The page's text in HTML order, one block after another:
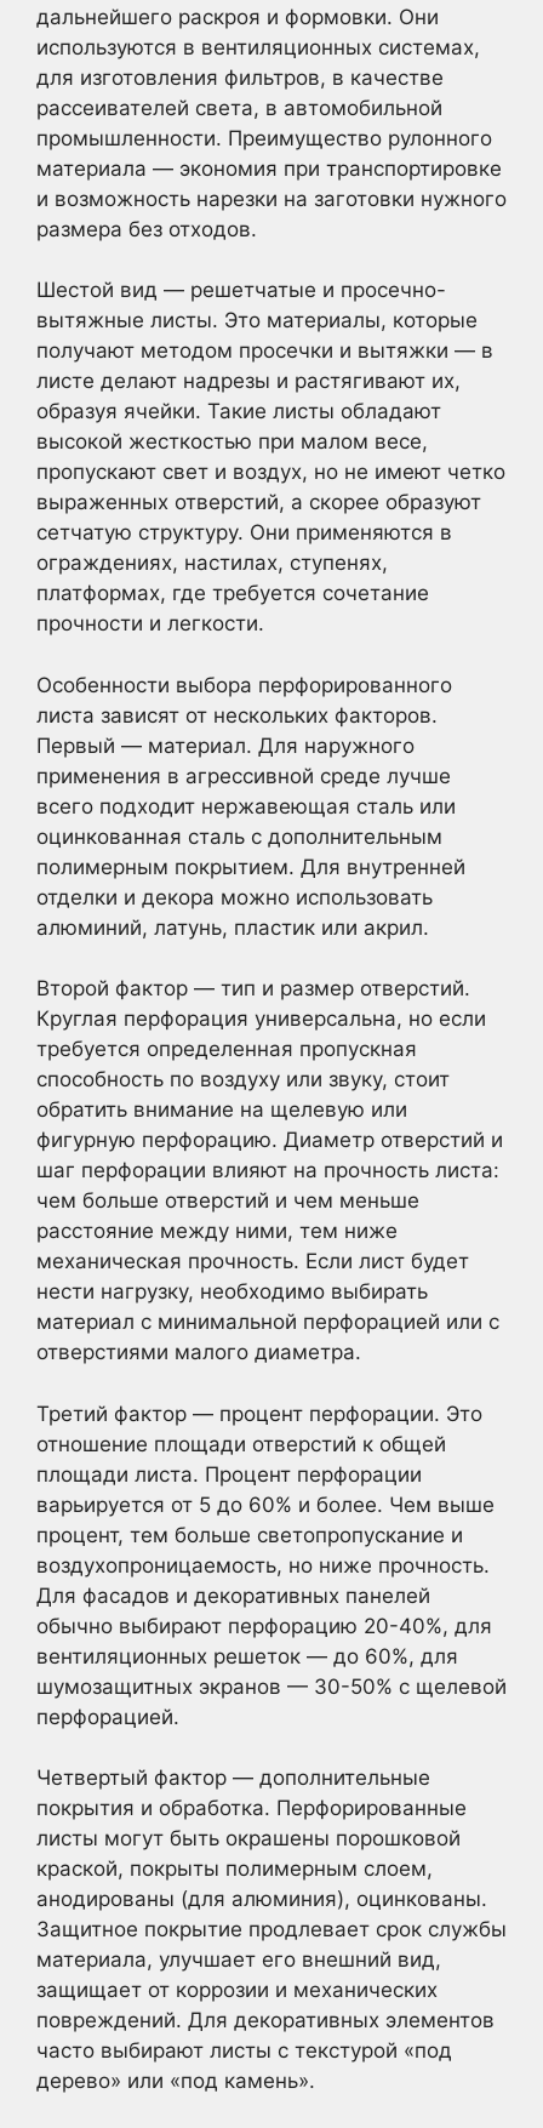
дальнейшего раскроя и формовки. Они
используются в вентиляционных системах,
для изготовления фильтров, в качестве
рассеивателей света, в автомобильной
промышленности. Преимущество рулонного
материала — экономия при транспортировке
и возможность нарезки на заготовки нужного
размера без отходов.
Шестой вид — решетчатые и просечно-
вытяжные листы. Это материалы, которые
получают методом просечки и вытяжки — в
листе делают надрезы и растягивают их,
образуя ячейки. Такие листы обладают
высокой жесткостью при малом весе,
пропускают свет и воздух, но не имеют четко
выраженных отверстий, а скорее образуют
сетчатую структуру. Они применяются в
ограждениях, настилах, ступенях,
платформах, где требуется сочетание
прочности и легкости.
Особенности выбора перфорированного
листа зависят от нескольких факторов.
Первый — материал. Для наружного
применения в агрессивной среде лучше
всего подходит нержавеющая сталь или
оцинкованная сталь с дополнительным
полимерным покрытием. Для внутренней
отделки и декора можно использовать
алюминий, латунь, пластик или акрил.
Второй фактор — тип и размер отверстий.
Круглая перфорация универсальна, но если
требуется определенная пропускная
способность по воздуху или звуку, стоит
обратить внимание на щелевую или
фигурную перфорацию. Диаметр отверстий и
шаг перфорации влияют на прочность листа:
чем больше отверстий и чем меньше
расстояние между ними, тем ниже
механическая прочность. Если лист будет
нести нагрузку, необходимо выбирать
материал с минимальной перфорацией или с
отверстиями малого диаметра.
Третий фактор — процент перфорации. Это
отношение площади отверстий к общей
площади листа. Процент перфорации
варьируется от 5 до 60% и более. Чем выше
процент, тем больше светопропускание и
воздухопроницаемость, но ниже прочность.
Для фасадов и декоративных панелей
обычно выбирают перфорацию 20-40%, для
вентиляционных решеток — до 60%, для
шумозащитных экранов — 30-50% с щелевой
перфорацией.
Четвертый фактор — дополнительные
покрытия и обработка. Перфорированные
листы могут быть окрашены порошковой
краской, покрыты полимерным слоем,
анодированы (для алюминия), оцинкованы.
Защитное покрытие продлевает срок службы
материала, улучшает его внешний вид,
защищает от коррозии и механических
повреждений. Для декоративных элементов
часто выбирают листы с текстурой «под
дерево» или «под камень».